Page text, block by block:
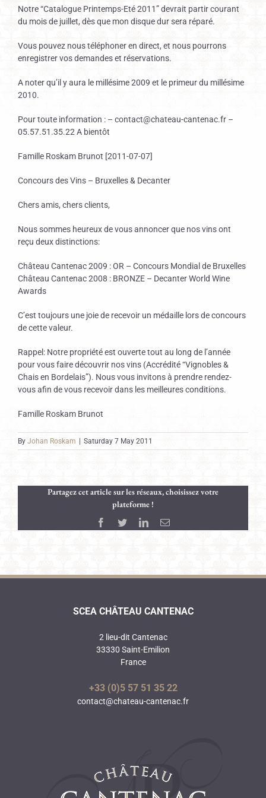
Notre “Catalogue Printemps-Eté 2011” devrait partir courant
du mois de juillet, dès que mon disque dur sera réparé.
Vous pouvez nous téléphoner en direct, et nous pourrons
enregistrer vos demandes et réservations.
A noter qu’il y aura le millésime 2009 et le primeur du millésime
2010.
Pour toute information : – contact@chateau-cantenac.fr –
05.57.51.35.22 A bientôt
Famille Roskam Brunot [2011-07-07]
Concours des Vins – Bruxelles & Decanter
Chers amis, chers clients,
Nous sommes heureux de vous annoncer que nos vins ont
reçu deux distinctions:
Château Cantenac 2009 : OR – Concours Mondial de Bruxelles
Château Cantenac 2008 : BRONZE – Decanter World Wine
Awards
C’est toujours une joie de recevoir un médaille lors de concours
de cette valeur.
Rappel: Notre propriété est ouverte tout au long de l’année
pour vous faire découvrir nos vins (Accrédité “Vignobles &
Chais en Bordelais”). Nous vous invitons à prendre rendez-
vous afin de vous recevoir dans les meilleures conditions.
Famille Roskam Brunot
By Johan Roskam Saturday 7 May 2011
Partagez cet article sur les réseaux, choisissez votre
plateforme !
Facebook
TwitterLinkedInEmail
SCEA CHÂTEAU CANTENAC
2 lieu-dit Cantenac
33330 Saint-Emilion
France
+33 (0)5 57 51 35 22
contact@chateau-cantenac.fr